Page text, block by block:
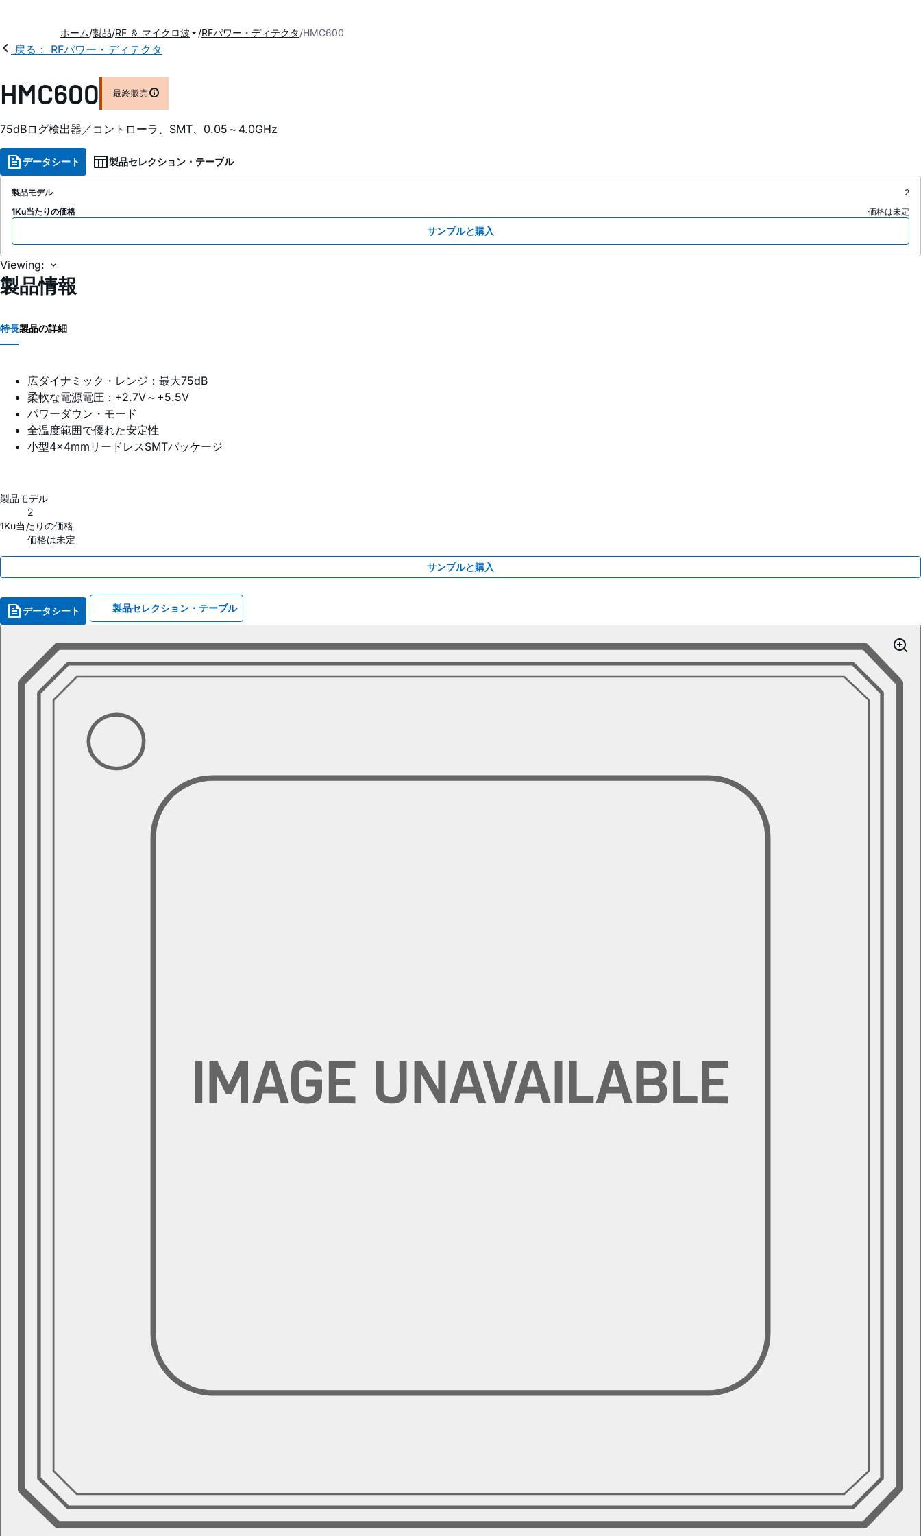
ホーム 製品 RF ＆ マイクロ波 RFパワー・ディテクタ HMC600
戻る： RFパワー・ディテクタ
HMC600 最終販売
75dBログ検出器／コントローラ、SMT、0.05～4.0GHz
データシート 製品セレクション・テーブル
製品モデル
2
1Ku当たりの価格
価格は未定
サンプルと購入
Viewing:
製品情報
特長製品の詳細
広ダイナミック・レンジ：最大75dB
柔軟な電源電圧：+2.7V～+5.5V
パワーダウン・モード
全温度範囲で優れた安定性
小型4×4mmリードレスSMTパッケージ
製品モデル
2
1Ku当たりの価格
価格は未定
サンプルと購入
データシート 製品セレクション・テーブル